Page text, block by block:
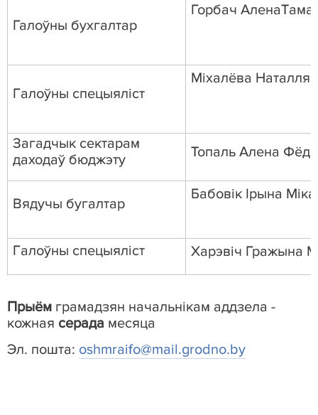
Галоўны бухгалтар
ГорбачАленаТа
Галоўны спецыяліст
Міхалёва Наталля
Загадчык сектарам
даходаў бюджэту
ТопальАлена Фёд
Вядучы бугалтар
Бабовік Ірына
Галоўны спецыяліст Харэвіч Гражына
Прыём грамадзян начальнікам аддзела -
кожная серада месяца
Эл. пошта: oshmraifo@mail.grodno.by